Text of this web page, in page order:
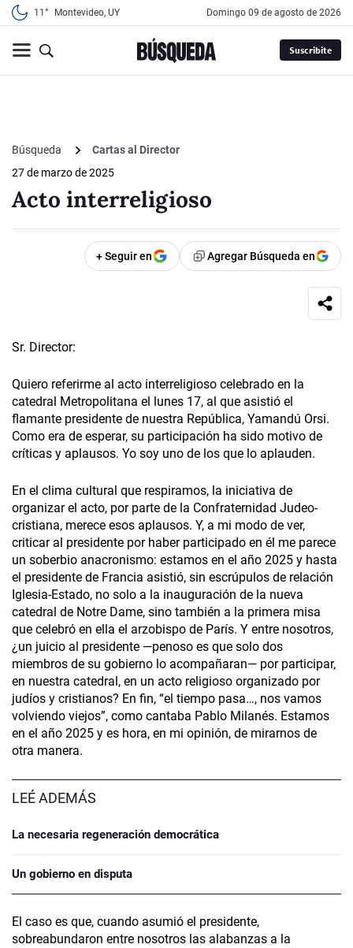
11° Montevideo, UY domingo 09 de agosto de 2026
Suscribite
Búsqueda
Cartas al Director
27 de marzo de 2025
Acto interreligioso
+ Seguir en Agregar Búsqueda en
Sr. Director:
Quiero referirme al acto interreligioso celebrado en la
catedral Metropolitana el lunes 17, al que asistió el
flamante presidente de nuestra República, Yamandú Orsi.
Como era de esperar, su participación ha sido motivo de
críticas y aplausos. Yo soy uno de los que lo aplauden.
En el clima cultural que respiramos, la iniciativa de
organizar el acto, por parte de la Confraternidad Judeo-
cristiana, merece esos aplausos. Y, a mi modo de ver,
criticar al presidente por haber participado en él me parece
un soberbio anacronismo: estamos en el año 2025 y hasta
el presidente de Francia asistió, sin escrúpulos de relación
Iglesia-Estado, no solo a la inauguración de la nueva
catedral de Notre Dame, sino también a la primera misa
que celebró en ella el arzobispo de París. Y entre nosotros,
¿un juicio al presidente —penoso es que solo dos
miembros de su gobierno lo acompañaran— por participar,
en nuestra catedral, en un acto religioso organizado por
judíos y cristianos? En fin, “el tiempo pasa…, nos vamos
volviendo viejos”, como cantaba Pablo Milanés. Estamos
en el año 2025 y es hora, en mi opinión, de mirarnos de
otra manera.
LEÉ ADEMÁS
La necesaria regeneración democrática
Un gobierno en disputa
El caso es que, cuando asumió el presidente,
sobreabundaron entre nosotros las alabanzas a la